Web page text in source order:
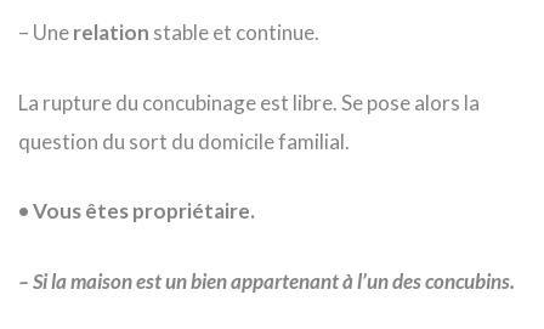
– Unerelation stable et continue.
La rupture du concubinage est libre. Se pose alors la
question du sort du domicile familial.
• Vous êtes propriétaire.
– Si la maison est un bien appartenant à l’un des concubins.